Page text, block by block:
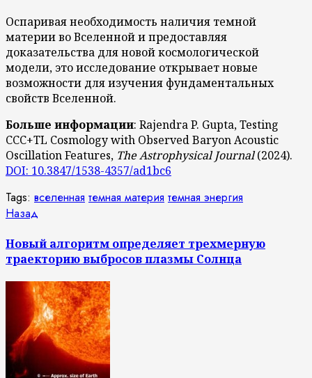
Оспаривая необходимость наличия темной
материи во Вселенной и предоставляя
доказательства для новой космологической
модели, это исследование открывает новые
возможности для изучения фундаментальных
свойств Вселенной.
Больше информации: Rajendra P. Gupta, Testing
CCC+TL Cosmology with Observed Baryon Acoustic
Oscillation Features, The Astrophysical Journal(2024).
DOI: 10.3847/1538-4357/ad1bc6
Tags: вселенная темная материя темная энергия
Продолжить
чтение
Назад
Новый алгоритм определяет трехмерную
траекторию выбросов плазмы Солнца